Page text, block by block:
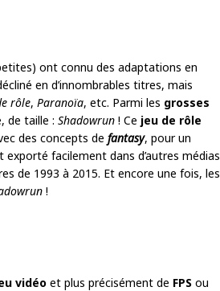
ont connu des adaptations en
en d’innombrables titres, mais
rôle, Paranoïa, etc. Parmi les grosses
de taille : Shadowrun ! Ce jeu de rôle
des concepts de fantasy, pour un
exporté facilement dans d’autres médias
de 1993 à 2015. Et encore une fois, les
!
vidéo et plus précisément de FPS ou